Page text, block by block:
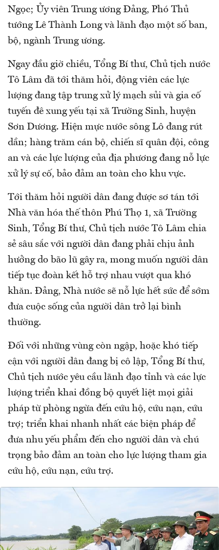
Ngọc; Ủy viên Trung ương Đảng, Phó Thủ
tướng Lê Thành Long và lãnh đạo một số ban,
bộ, ngành Trung ương.
Ngay đầu giờ chiều, Tổng Bí thư, Chủ tịch nước
Tô Lâm đã tới thăm hỏi, động viên các lực
lượng đang tập trung xử lý mạch sủi và gia cố
tuyến đê xung yếu tại xã Trường Sinh, huyện
Sơn Dương. Hiện mực nước sông Lô đang rút
dần; hàng trăm cán bộ, chiến sĩ quân đội, công
an và các lực lượng của địa phương đang nỗ lực
xử lý sự cố, bảo đảm an toàn cho khu vực.
Tới thăm hỏi người dân đang được sơ tán tới
Nhà văn hóa thế thôn Phú Thọ 1, xã Trường
Sinh, Tổng Bí thư, Chủ tịch nước Tô Lâm chia
sẻ sâu sắc với người dân đang phải chịu ảnh
hưởng do bão lũ gây ra, mong muốn người dân
tiếp tục đoàn kết hỗ trợ nhau vượt qua khó
khăn. Đảng, Nhà nước sẽ nỗ lực hết sức để sớm
đưa cuộc sống của người dân trở lại bình
thường.
Đối với những vùng còn ngập, hoặc khó tiếp
cận với người dân đang bị cô lập, Tổng Bí thư,
Chủ tịch nước yêu cầu lãnh đạo tỉnh và các lực
lượng triển khai đồng bộ quyết liệt mọi giải
pháp từ phòng ngừa đến cứu hộ, cứu nạn, cứu
trợ; triển khai nhanh nhất các biện pháp để
đưa nhu yếu phẩm đến cho người dân và chú
trọng bảo đảm an toàn cho lực lượng tham gia
cứu hộ, cứu nạn, cứu trợ.